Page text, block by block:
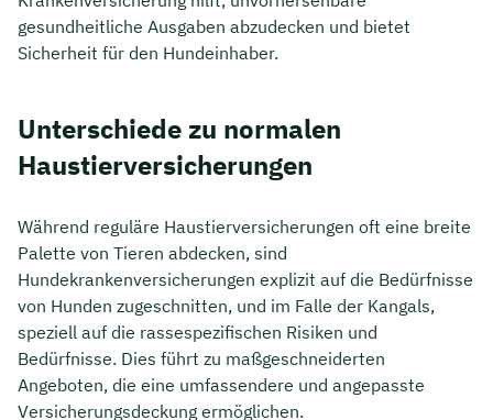
gesundheitliche Ausgaben abzudecken und bietet
Sicherheit für den Hundeinhaber.
Unterschiede zu normalen
Haustierversicherungen
Während reguläre Haustierversicherungen oft eine breite
Palette von Tieren abdecken, sind
Hundekrankenversicherungen explizit auf die Bedürfnisse
von Hunden zugeschnitten, und im Falle der Kangals,
speziell auf die rassespezifischen Risiken und
Bedürfnisse. Dies führt zu maßgeschneiderten
Angeboten, die eine umfassendere und angepasste
Versicherungsdeckung ermöglichen.